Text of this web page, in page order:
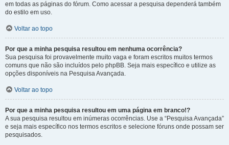
em todas as páginas do fórum. Como acessar a pesquisa dependerá também
do estilo em uso.
Voltar ao topo
Por que a minha pesquisa resultou em nenhuma ocorrência?
Sua pesquisa foi provavelmente muito vaga e foram escritos muitos termos
comuns que não são incluídos pelo phpBB. Seja mais específico e utilize as
opções disponíveis na Pesquisa Avançada.
Voltar ao topo
Por que a minha pesquisa resultou em uma página em branco!?
A sua pesquisa resultou em inúmeras ocorrências. Use a “Pesquisa Avançada”
e seja mais específico nos termos escritos e selecione fóruns onde possam ser
pesquisados.